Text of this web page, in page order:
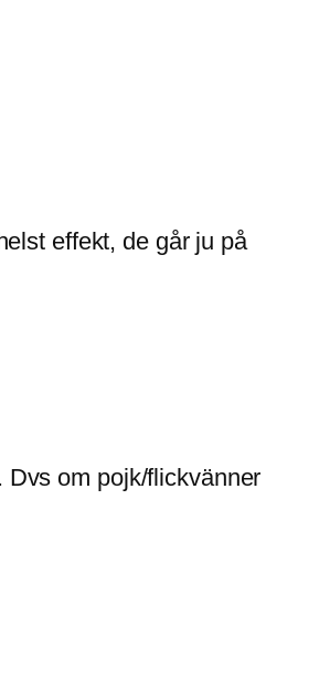
effekt, de går ju på
Dvs om pojk/flickvänner